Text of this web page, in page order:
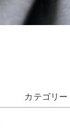
カテゴリー